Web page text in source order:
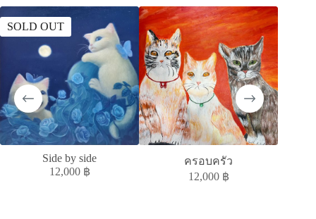
SOLD OUT
Side by side
12,000 ฿
ครอบครัว
12,000 ฿